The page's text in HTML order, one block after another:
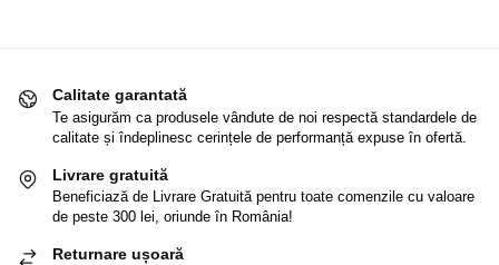
Calitate garantată
Te asigurăm ca produsele vândute de noi respectă standardele de
calitate și îndeplinesc cerințele de performanță expuse în ofertă.
Livrare gratuită
Beneficiază de Livrare Gratuită pentru toate comenzile cu valoare
de peste 300 lei, oriunde în România!
Returnare ușoară